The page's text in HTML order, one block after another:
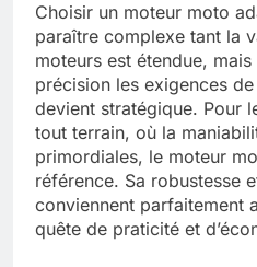
Choisir un moteur moto
paraître complexe tant la
moteurs est étendue,
précision les exigences
devient stratégique. Pour
tout terrain, où la
primordiales, le moteur
référence. Sa robustesse
conviennent parfaitement
quête de praticité et